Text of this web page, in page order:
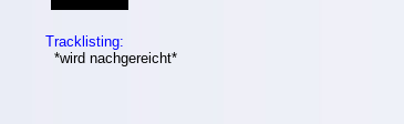
Tracklisting:
*wird nachgereicht*